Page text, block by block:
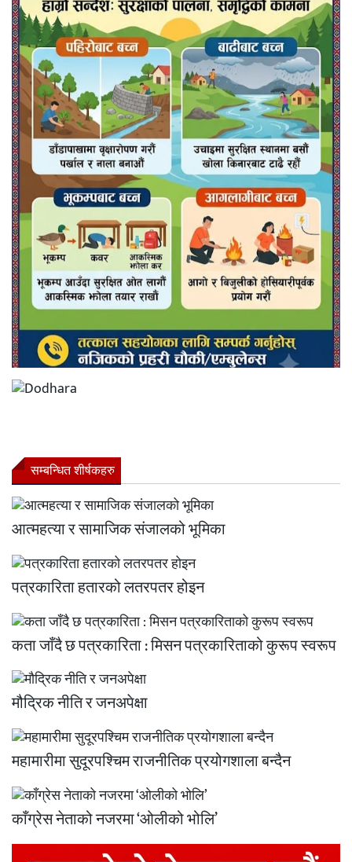
सम्बन्धित शीर्षकहरु
आत्महत्या र सामाजिक संजालको भूमिका
पत्रकारिता हतारको लतरपतर होइन
कता जाँदै छ पत्रकारिता : मिसन पत्रकारिताको कुरूप स्वरूप
मौद्रिक नीति र जनअपेक्षा
महामारीमा सुदूरपश्चिम राजनीतिक प्रयोगशाला बन्दैन
काँग्रेस नेताको नजरमा ‘ओलीको भोलि’